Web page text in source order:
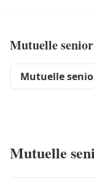
Mutuelle
Mutuelle
Mutuelle